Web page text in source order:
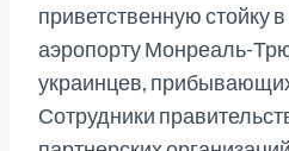
приветственную стойку
аэропорту Монреаль-
украинцев,
Сотрудники